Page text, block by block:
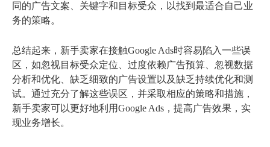
同的广告文案、关键字和目标受众，以找到最适合自己业
务的策略。
总结起来，新手卖家在接触Google Ads时容易陷入一些误
区，如忽视目标受众定位、过度依赖广告预算、忽视数据
分析和优化、缺乏细致的广告设置以及缺乏持续优化和测
试。通过充分了解这些误区，并采取相应的策略和措施，
新手卖家可以更好地利用Google Ads，提高广告效果，实
现业务增长。